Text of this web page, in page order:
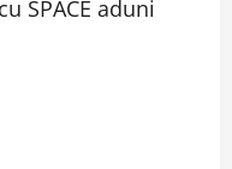
SPACE aduni